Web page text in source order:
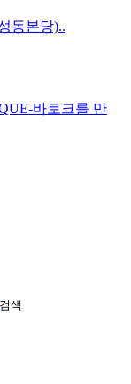
동본당)..
바로크를 만